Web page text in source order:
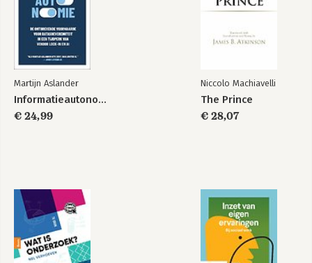
Martijn Aslander
Informatieautonomie
€ 24,99
Niccolo Machiavelli
The Prince
€ 28,07